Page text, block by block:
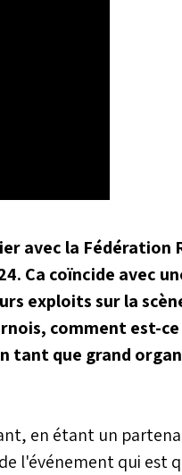
avec la Fédération
Ça coïncide avec
exploits sur la
comment est-
tant que grand
en étant un
l'événement qui est